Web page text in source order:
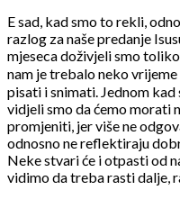
E sad, kad smo to rekli,
razlog za naše predanje
mjeseca doživjeli smo
nam je trebalo neko
pisati i snimati. Jednom
vidjeli smo da ćemo morati
promjeniti, jer više ne
odnosno ne reflektiraju
Neke stvari će i otpasti od
vidimo da treba rasti dalje,